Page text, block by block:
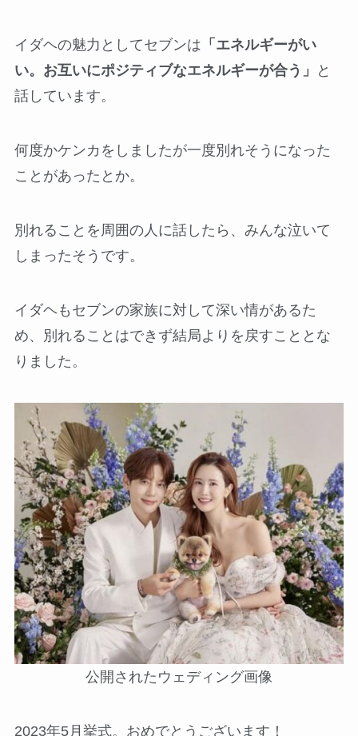
イダヘの魅力としてセブンは 「エネルギーがい
い。お互いにポジティブなエネルギーが合う」
と
話しています。
何度かケンカをしましたが一度別れそうになった
ことがあったとか。
別れることを周囲の人に話したら、みんな泣いて
しまったそうです。
イダヘもセブンの家族に対して深い情があるた
め、別れることはできず結局よりを戻すこととな
りました。
公開されたウェディング画像
2023年5月挙式。おめでとうございます！